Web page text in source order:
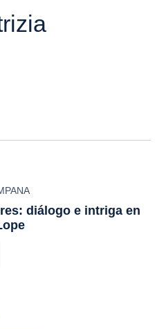
diálogo e intriga en